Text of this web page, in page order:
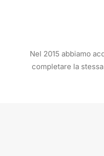
Nel 2015 abbiamo
completare la